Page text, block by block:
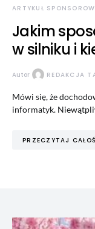
ARTYKUŁ
Jakim
w silniku i
Autor REDAKCJA
Mówi się, że
informatyk.
PRZECZYTAJ